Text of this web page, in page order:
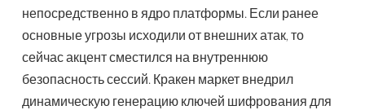
непосредственно в ядро платформы. Если ранее
основные угрозы исходили от внешних атак, то
сейчас акцент сместился на внутреннюю
безопасность сессий. Кракен маркет внедрил
динамическую генерацию ключей шифрования для